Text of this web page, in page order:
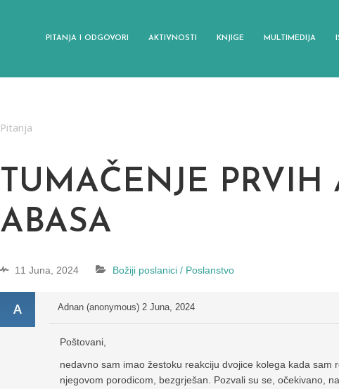
PITANJA I ODGOVORI AKTIVNOSTI KNJIGE MULTIMEDIJA
Pitanja
TUMAČENJE PRVIH
ABASA
11 Juna, 2024 Božiji poslanici / Poslanstvo
Adnan (anonymous) 2 Juna, 2024
Poštovani,
nedavno sam imao žestoku reakciju dvojice kolega kada sam
njegovom porodicom, bezgrješan. Pozvali su se, očekivano,